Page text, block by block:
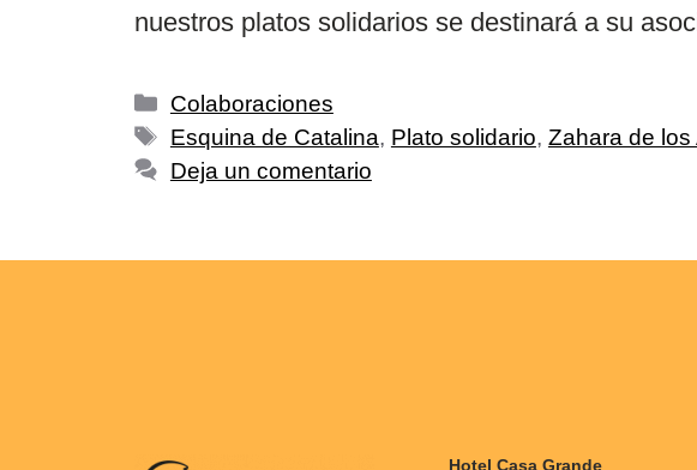
nuestros platos solidarios se destinará a su
Colaboraciones
Esquina de Catalina, Plato solidario, Zahara de los
Deja un comentario
Hotel Casa Grande